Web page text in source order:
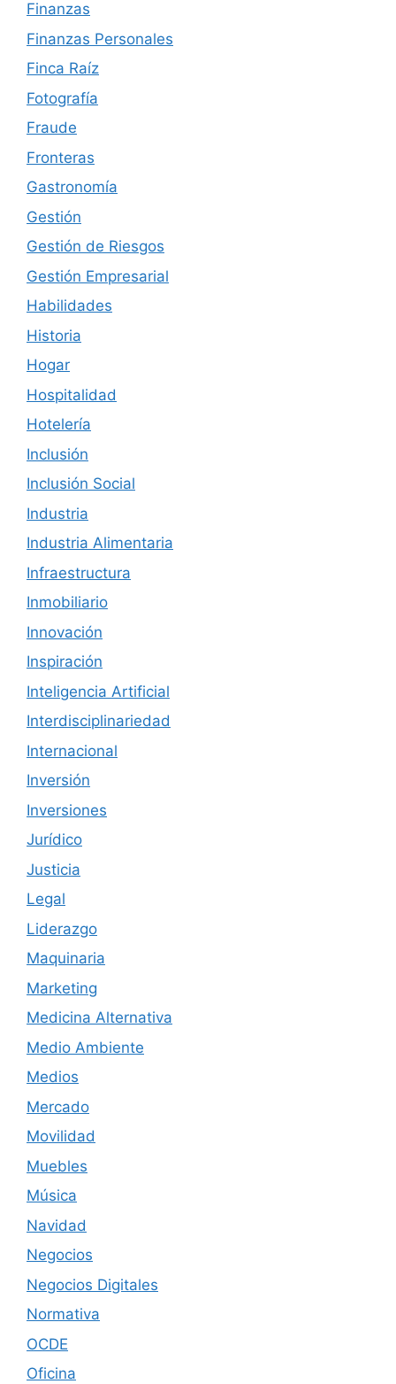
Finanzas
Finanzas Personales
Finca Raíz
Fotografía
Fraude
Fronteras
Gastronomía
Gestión
Gestión de Riesgos
Gestión Empresarial
Habilidades
Historia
Hogar
Hospitalidad
Hotelería
Inclusión
Inclusión Social
Industria
Industria Alimentaria
Infraestructura
Inmobiliario
Innovación
Inspiración
Inteligencia Artificial
Interdisciplinariedad
Internacional
Inversión
Inversiones
Jurídico
Justicia
Legal
Liderazgo
Maquinaria
Marketing
Medicina Alternativa
Medio Ambiente
Medios
Mercado
Movilidad
Muebles
Música
Navidad
Negocios
Negocios Digitales
Normativa
OCDE
Oficina